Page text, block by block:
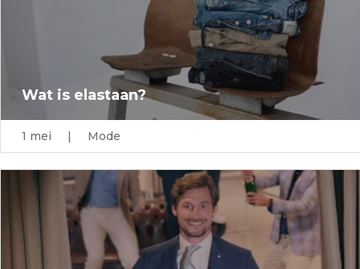
Wat is elastaan?
1 mei | Mode